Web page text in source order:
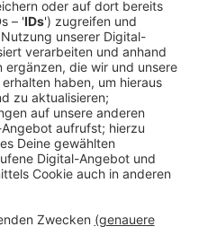
und das Materielle
Sind wir dann noch
Popsängerin Stefanie
Fragen werden
Clubsound verquickt. Denn
umso wichtiger, sich
hätte vor anderthalb Jahren
Aber: Ich atme, ich laufe, ich
"Labyrinth" ist getragen
Eigenverantwortung, das in